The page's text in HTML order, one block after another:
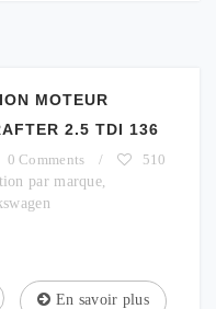
MOTEUR
2.5 TDI 136
0 Comments /
510
par marque,
En savoir plus